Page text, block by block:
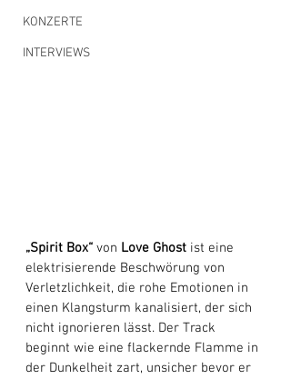
KONZERTE
INTERVIEWS
„Spirit Box“ von Love Ghost ist eine
elektrisierende Beschwörung von
Verletzlichkeit, die rohe Emotionen in
einen Klangsturm kanalisiert, der sich
nicht ignorieren lässt. Der Track
beginnt wie eine flackernde Flamme in
der Dunkelheit zart, unsicher bevor er